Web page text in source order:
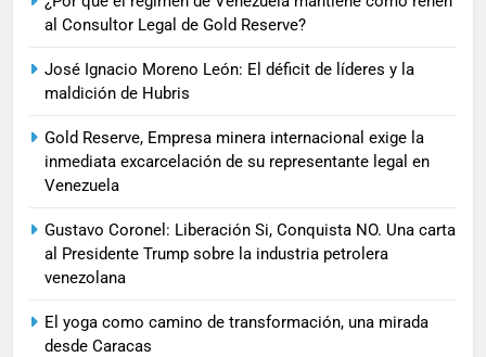
al Consultor Legal de Gold Reserve?
José Ignacio Moreno León: El déficit de líderes y la
maldición de Hubris
Gold Reserve, Empresa minera internacional exige la
inmediata excarcelación de su representante legal en
Venezuela
Gustavo Coronel: Liberación Si, Conquista NO. Una carta
al Presidente Trump sobre la industria petrolera
venezolana
El yoga como camino de transformación, una mirada
desde Caracas